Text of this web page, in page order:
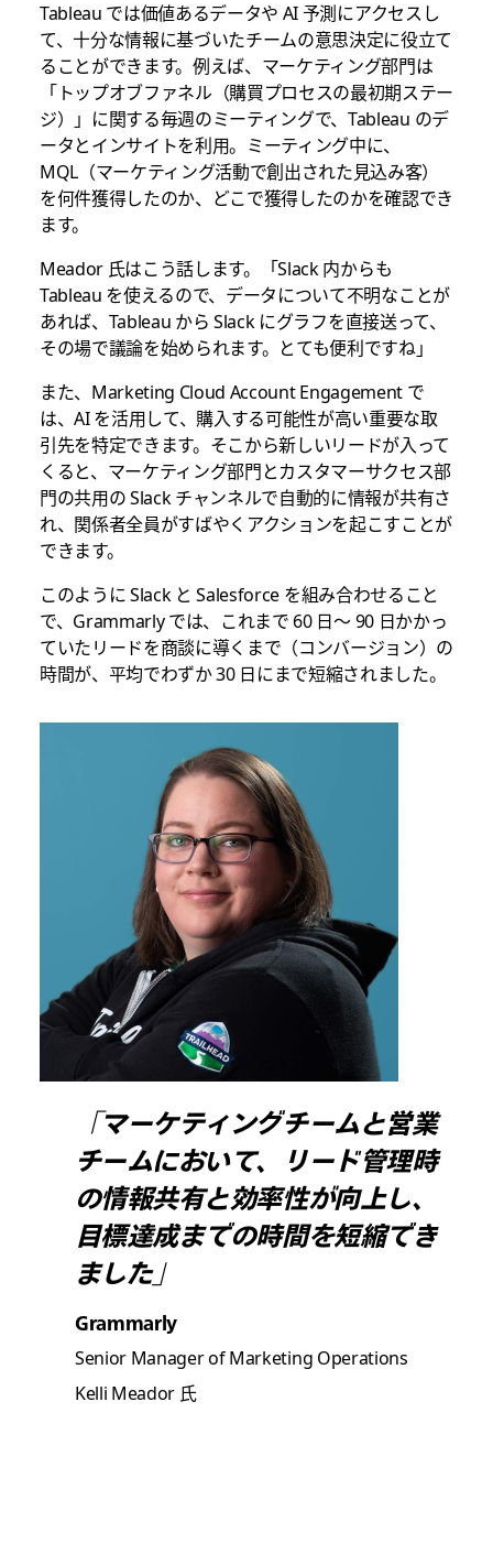
Tableau では価値あるデータや AI 予測にアクセスし
て、十分な情報に基づいたチームの意思決定に役立て
ることができます。例えば、マーケティング部門は
「トップオブファネル（購買プロセスの最初期ステー
ジ）」に関する毎週のミーティングで、Tableau のデ
ータとインサイトを利用。ミーティング中に、
MQL（マーケティング活動で創出された見込み客）
を何件獲得したのか、どこで獲得したのかを確認でき
ます。
Meador 氏はこう話します。「Slack 内からも
Tableau を使えるので、データについて不明なことが
あれば、Tableau から Slack にグラフを直接送って、
その場で議論を始められます。とても便利ですね」
また、Marketing Cloud Account Engagement で
は、AI を活用して、購入する可能性が高い重要な取
引先を特定できます。そこから新しいリードが入って
くると、マーケティング部門とカスタマーサクセス部
門の共用の Slack チャンネルで自動的に情報が共有さ
れ、関係者全員がすばやくアクションを起こすことが
できます。
このように Slack と Salesforce を組み合わせること
で、Grammarly では、これまで 60 日〜 90 日かかっ
ていたリードを商談に導くまで（コンバージョン）の
時間が、平均でわずか 30 日にまで短縮されました。
「マーケティングチームと営業
チームにおいて、リード管理時
の情報共有と効率性が向上し、
目標達成までの時間を短縮でき
ました」
Grammarly
Senior Manager of Marketing Operations
Kelli Meador 氏